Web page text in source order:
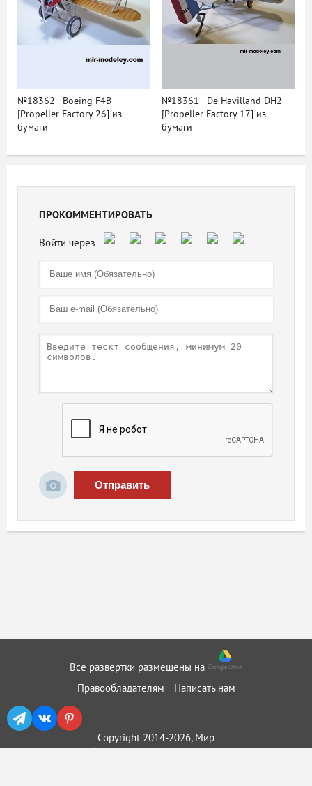
№18362 - Boeing F4B
[Propeller Factory 26] из
бумаги
№18361 - De Havilland DH2
[Propeller Factory 17] из
бумаги
ПРОКОММЕНТИРОВАТЬ
Отправить
Все развертки размещены на
Правообладателям
Написать нам
Copyright 2014-2026, Мир
бумажного моделирования ::